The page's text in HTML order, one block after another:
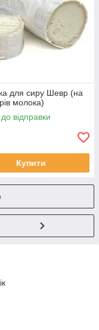
для сиру Шевр (на
молока)
відправки
Купити